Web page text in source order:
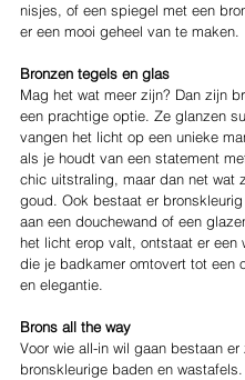
nisjes, of een spiegel met een
er een mooi geheel van te maken.
Bronzen tegels en glas
Mag het wat meer zijn? Dan zijn
een prachtige optie. Ze glanzen
vangen het licht op een unieke
als je houdt van een statement
chic uitstraling, maar dan net wat
goud. Ook bestaat er
aan een douchewand of een
het licht erop valt, ontstaat er een
die je badkamer omtovert tot een
en elegantie.
Brons all the way
Voor wie all-in wil gaan bestaan er
bronskleurige baden en